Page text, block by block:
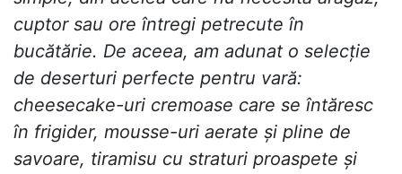
cuptor sau ore întregi petrecute în
bucătărie. De aceea, am adunat o selecție
de deserturi perfecte pentru vară:
cheesecake-uri cremoase care se întăresc
în frigider, mousse-uri aerate și pline de
savoare, tiramisu cu straturi proaspete și